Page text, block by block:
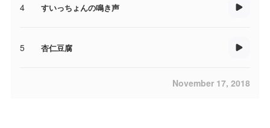
4 すいっちょんの鳴き声
5 杏仁豆腐
November 17, 2018